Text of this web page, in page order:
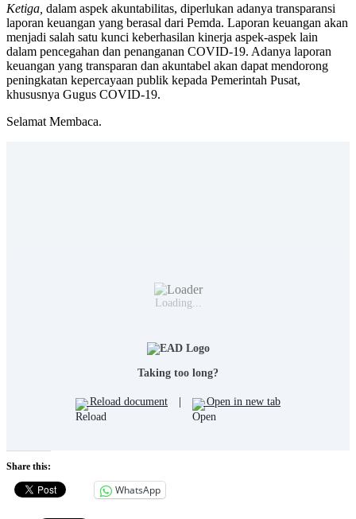
Ketiga, dalam aspek akuntabilitas, diperlukan adanya transparansi
laporan keuangan yang berasal dari Pemda. Laporan keuangan akan
menjadi salah satu kunci keberhasilan kinerja aspek-aspek lain
dalam pencegahan dan penanganan COVID-19. Adanya laporan
keuangan yang transparan dan akuntabel akan dapat mendorong
peningkatan kepercayaan publik kepada Pemerintah Pusat,
khususnya Gugus COVID-19.
Selamat Membaca.
Loading...
Taking too long?
Reload document Open in new tab
Share this:
WhatsApp